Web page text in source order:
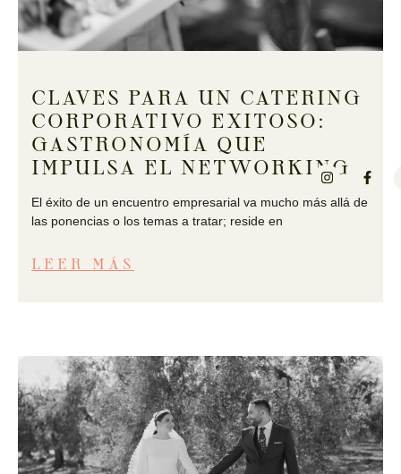
CLAVES PARA UN CATERING
CORPORATIVO EXITOSO:
GASTRONOMÍA QUE
IMPULSA EL NETWORKING
El éxito de un encuentro empresarial va mucho más allá de
las ponencias o los temas a tratar; reside en
LEER MÁS